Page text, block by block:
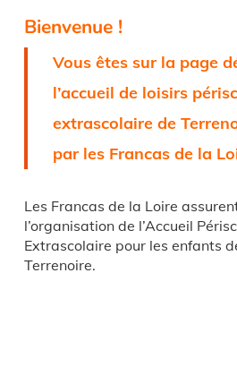
Bienvenue !
Vous êtes sur la page
l’accueil de loisirs
extrascolaire de
par les Francas de la
Les Francas de la Loire
l’organisation de l’Accueil
Extrascolaire pour les enfants
Terrenoire.